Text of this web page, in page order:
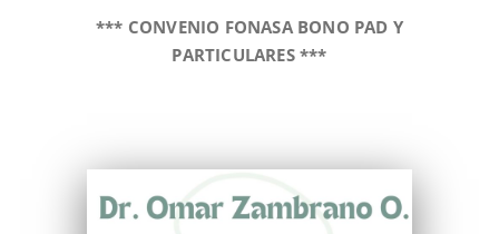
*** CONVENIO FONASA BONO PAD Y
PARTICULARES ***